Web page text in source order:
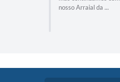
nossa cultura.